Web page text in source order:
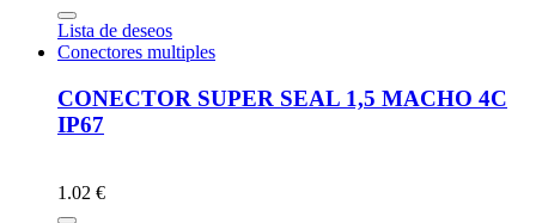
Lista de deseos
Conectores multiples
CONECTOR SUPER SEAL 1,5 MACHO 4C
IP67
1.02 €